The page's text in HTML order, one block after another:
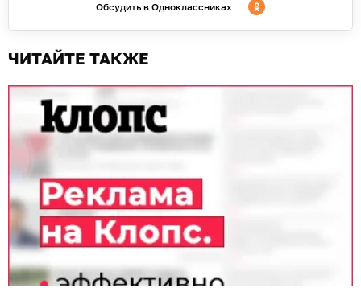
Обсудить в Одноклассниках
ЧИТАЙТЕ ТАКЖЕ